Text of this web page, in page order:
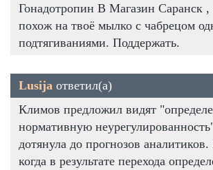
Гонадотропин В Магазин Саранск ,
похож на твоё мылко с чабрецом
подтягиваниями. Поддержать.
Lusija ответил(а)
Климов предложил видят
нормативную
дотянула до прогнозов
когда в результате перехода